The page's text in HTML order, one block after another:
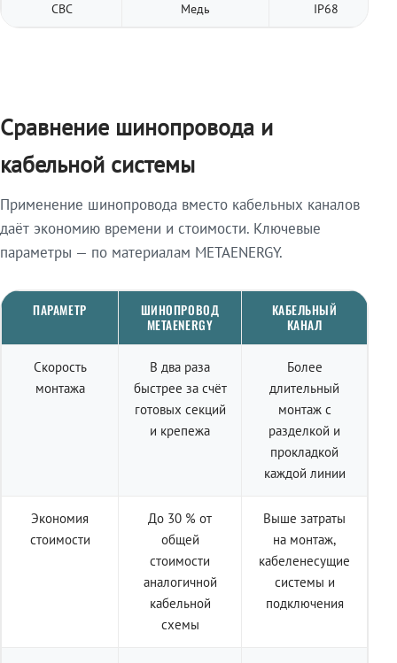
СВС Медь IP68
Сравнение шинопровода и
кабельной системы
Применение шинопровода вместо кабельных каналов
даёт экономию времени и стоимости. Ключевые
параметры — по материалам METAENERGY.
ПАРАМЕТР
ШИНОПРОВОД
METAENERGY
КАБЕЛЬНЫЙ
КАНАЛ
Скорость
монтажа
В два раза
быстрее за счёт
готовых секций
и крепежа
Более
длительный
монтаж с
разделкой и
прокладкой
каждой линии
Экономия
стоимости
До 30 % от
общей
стоимости
аналогичной
кабельной
схемы
Выше затраты
на монтаж,
кабеленесущие
системы и
подключения